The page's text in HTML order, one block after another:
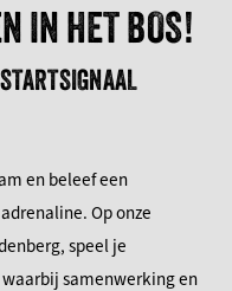
IN HET BOS!
en beleef een
Op onze
speel je
samenwerking en